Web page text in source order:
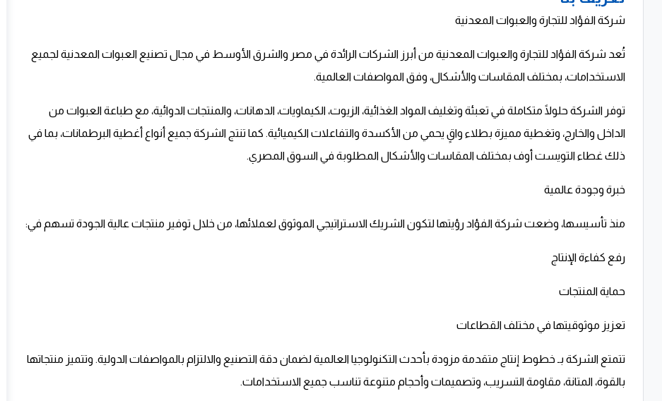
شركة الفؤاد للتجارة والعبوات المعدنية
تُعد شركة الفؤاد للتجارة والعبوات المعدنية من أبرز الشركات الرائدة في مصر والشرق الأوسط في مجال تصنيع العبوات المعدنية لجميع
الاستخدامات، بمختلف المقاسات والأشكال، وفق المواصفات العالمية.
توفر الشركة حلولًا متكاملة في تعبئة وتغليف المواد الغذائية، الزيوت، الكيماويات، الدهانات، والمنتجات الدوائية، مع طباعة العبوات من
الداخل والخارج، وتغطية مميزة بطلاء واقٍ يحمي من الأكسدة والتفاعلات الكيميائية. كما تنتج الشركة جميع أنواع أغطية البرطمانات، بما في
ذلك غطاء التويست أوف بمختلف المقاسات والأشكال المطلوبة في السوق المصري.
خبرة وجودة عالمية
منذ تأسيسها، وضعت شركة الفؤاد رؤيتها لتكون الشريك الاستراتيجي الموثوق لعملائها، من خلال توفير منتجات عالية الجودة تسهم في:
رفع كفاءة الإنتاج
حماية المنتجات
تعزيز موثوقيتها في مختلف القطاعات
تتمتع الشركة بـ خطوط إنتاج متقدمة مزودة بأحدث التكنولوجيا العالمية لضمان دقة التصنيع والالتزام بالمواصفات الدولية. وتتميز منتجاتها
بالقوة، المتانة، مقاومة التسريب، وتصميمات وأحجام متنوعة تناسب جميع الاستخدامات.